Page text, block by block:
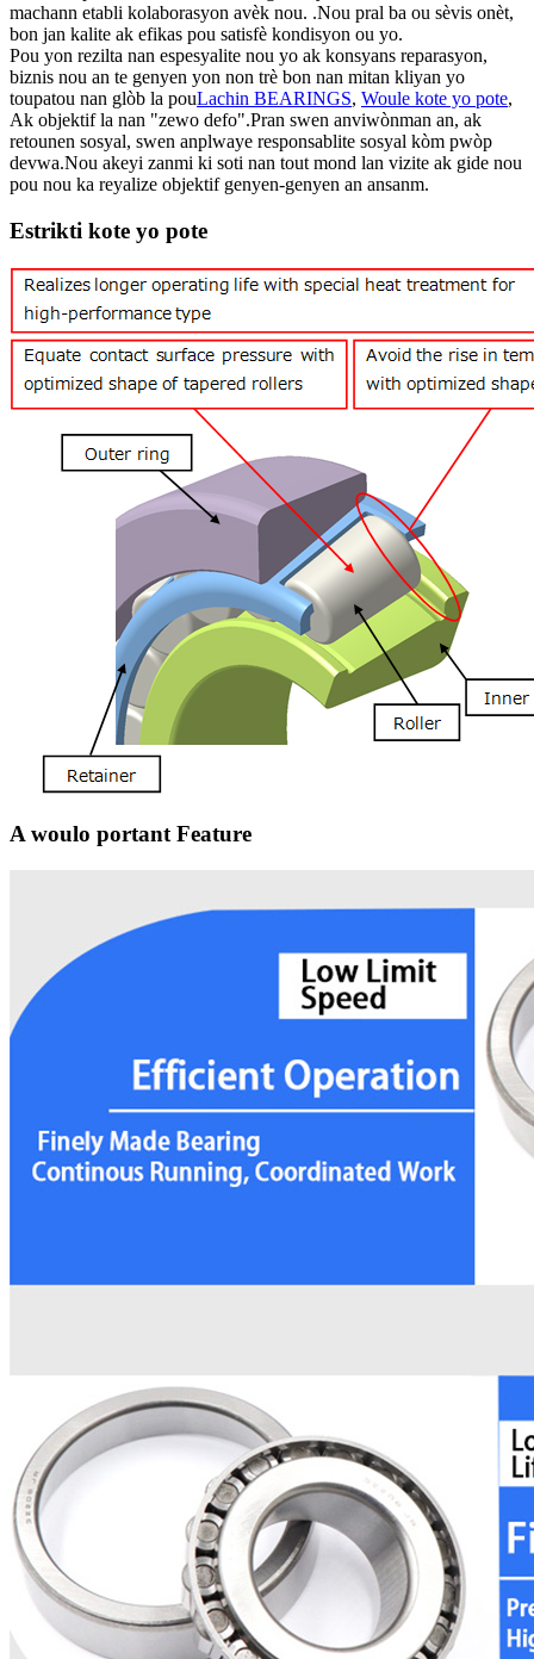
machann etabli kolaborasyon avèk nou. .Nou pral ba ou sèvis onèt,
bon jan kalite ak efikas pou satisfè kondisyon ou yo.
Pou yon rezilta nan espesyalite nou yo ak konsyans reparasyon,
biznis nou an te genyen yon non trè bon nan mitan kliyan yo
toupatou nan glòb la pouLachin BEARINGS, Woule kote yo pote,
Ak objektif la nan "zewo defo".Pran swen anviwònman an, ak
retounen sosyal, swen anplwaye responsablite sosyal kòm pwòp
devwa.Nou akeyi zanmi ki soti nan tout mond lan vizite ak gide nou
pou nou ka reyalize objektif genyen-genyen an ansanm.
Estrikti kote yo pote
A woulo portant Feature